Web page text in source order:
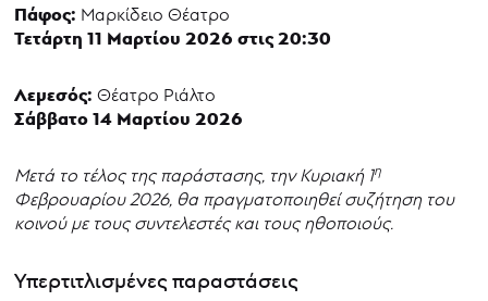
Πάφος: Μαρκίδειο Θέατρο
Τετάρτη 11 Μαρτίου 2026 στις 20:30
Λεμεσός:Θέατρο Ριάλτο
Σάββατο 14 Μαρτίου 2026
Μετά το τέλος της παράστασης, την Κυριακή 1η
Φεβρουαρίου 2026, θα πραγματοποιηθεί συζήτηση του
κοινού με τους συντελεστές και τους ηθοποιούς.
Υπερτιτλισμένες παραστάσεις